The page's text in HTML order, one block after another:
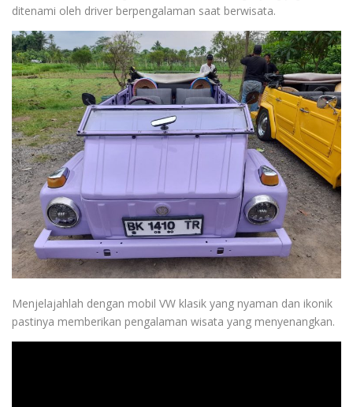
ditenami oleh driver berpengalaman saat berwisata.
Menjelajahlah dengan mobil VW klasik yang nyaman dan ikonik
pastinya memberikan pengalaman wisata yang menyenangkan.